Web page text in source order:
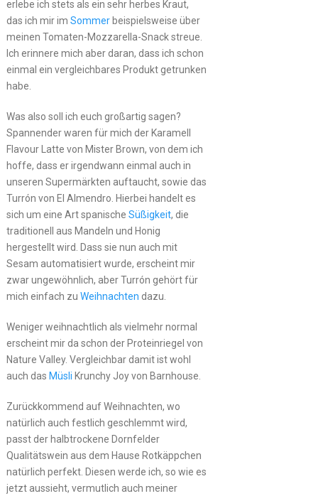
erlebe ich stets als ein sehr herbes Kraut,
das ich mir im Sommerbeispielsweise über
meinen Tomaten-Mozzarella-Snack streue.
Ich erinnere mich aber daran, dass ich schon
einmal ein vergleichbares Produkt getrunken
habe.
Was also soll ich euch großartig sagen?
Spannender waren für mich der Karamell
Flavour Latte von Mister Brown, von dem ich
hoffe, dass er irgendwann einmal auch in
unseren Supermärkten auftaucht, sowie das
Turrón von El Almendro. Hierbei handelt es
sich um eine Art spanische Süßigkeit, die
traditionell aus Mandeln und Honig
hergestellt wird. Dass sie nun auch mit
Sesam automatisiert wurde, erscheint mir
zwar ungewöhnlich, aber Turrón gehört für
mich einfach zu Weihnachten dazu.
Weniger weihnachtlich als vielmehr normal
erscheint mir da schon der Proteinriegel von
Nature Valley. Vergleichbar damit ist wohl
auch das Müsli Krunchy Joy von Barnhouse.
Zurückkommend auf Weihnachten, wo
natürlich auch festlich geschlemmt wird,
passt der halbtrockene Dornfelder
Qualitätswein aus dem Hause Rotkäppchen
natürlich perfekt. Diesen werde ich, so wie es
jetzt aussieht, vermutlich auch meiner